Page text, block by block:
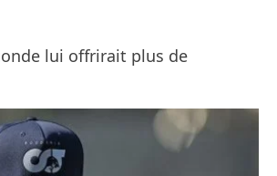
lui offrirait plus de